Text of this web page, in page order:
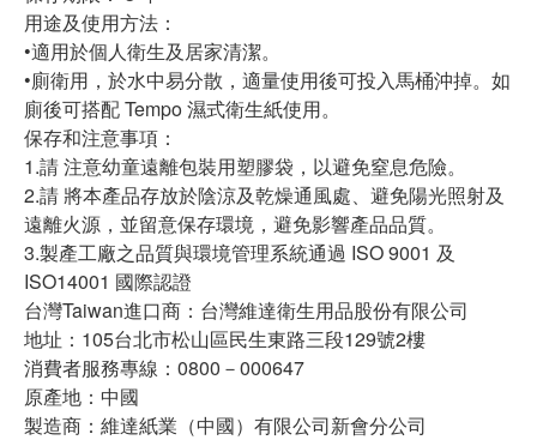
用途及使用方法：
•適用於個人衛生及居家清潔。
•廁衛用，於水中易分散，適量使用後可投入馬桶沖掉。如
廁後可搭配 Tempo 濕式衛生紙使用。
保存和注意事項：
1.請 注意幼童遠離包裝用塑膠袋，以避免窒息危險。
2.請 將本產品存放於陰涼及乾燥通風處、避免陽光照射及
遠離火源，並留意保存環境，避免影響產品品質。
3.製產工廠之品質與環境管理系統通過 ISO 9001 及
ISO14001 國際認證
台灣Taiwan進口商：台灣維達衛生用品股份有限公司
地址：105台北市松山區民生東路三段129號2樓
消費者服務專線：0800－000647
原產地：中國
製造商：維達紙業（中國）有限公司新會分公司